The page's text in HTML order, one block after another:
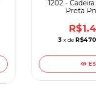
1202 -
Preta
3 x de